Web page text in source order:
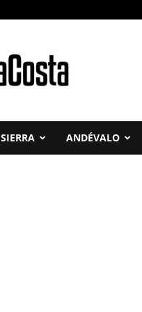
SIERRA ANDÉVALO